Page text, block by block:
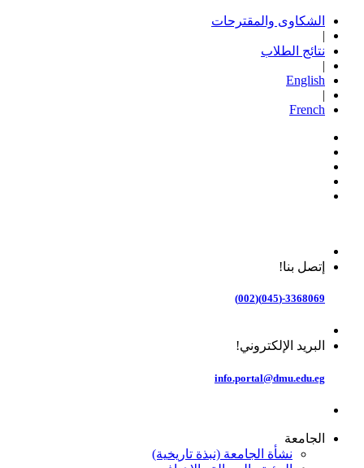
الشكاوى والمقترحات
|
نتائج الطلاب
|
English
|
French
إتصل بنا!
3368069-(045)(002)
البريد الإلكتروني!
info.portal@dmu.edu.eg
الجامعة
نشأة الجامعة (نبذة تاريخية)